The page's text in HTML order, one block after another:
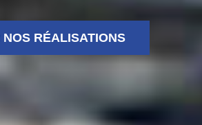
NOS RÉALISATIONS